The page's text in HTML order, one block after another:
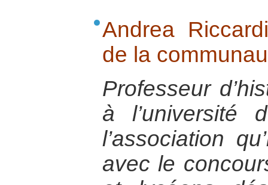
Andrea
de la
Professeur
à l’université
l’association
avec le